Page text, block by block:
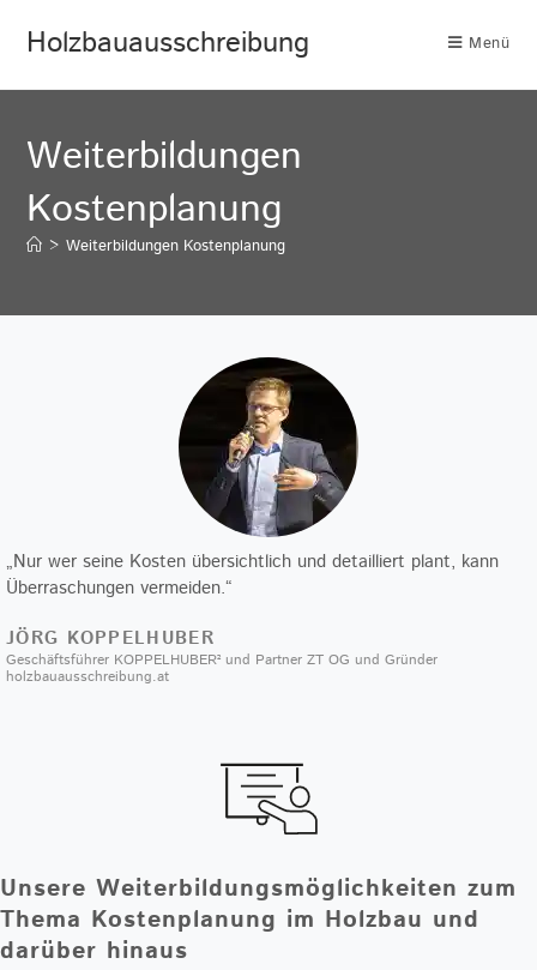
Holzbauausschreibung Menü
Weiterbildungen
Kostenplanung
> Weiterbildungen Kostenplanung
„Nur wer seine Kosten übersichtlich und detailliert plant, kann
Überraschungen vermeiden.“​
JÖRG KOPPELHUBER
Geschäftsführer KOPPELHUBER² und Partner ZT OG und Gründer
holzbauausschreibung.at
Unsere Weiterbildungsmöglichkeiten zum
Thema Kostenplanung im Holzbau und
darüber hinaus